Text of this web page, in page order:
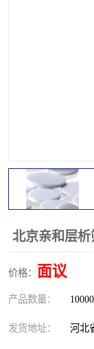
北京亲和层
价格： 面议
产品数量：
发货地址： 河北